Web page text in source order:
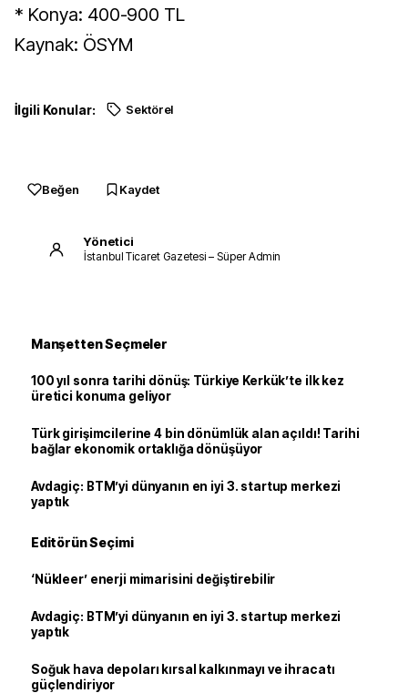
* Konya: 400-900 TL
Kaynak: ÖSYM
İlgili Konular: Sektörel
Beğen Kaydet
Yönetici
İstanbul Ticaret Gazetesi – Süper Admin
Manşetten Seçmeler
100 yıl sonra tarihi dönüş: Türkiye Kerkük’te ilk kez
üretici konuma geliyor
Türk girişimcilerine 4 bin dönümlük alan açıldı! Tarihi
bağlar ekonomik ortaklığa dönüşüyor
Avdagiç: BTM’yi dünyanın en iyi 3. startup merkezi
yaptık
Editörün Seçimi
‘Nükleer’ enerji mimarisini değiştirebilir
Avdagiç: BTM’yi dünyanın en iyi 3. startup merkezi
yaptık
Soğuk hava depoları kırsal kalkınmayı ve ihracatı
güçlendiriyor